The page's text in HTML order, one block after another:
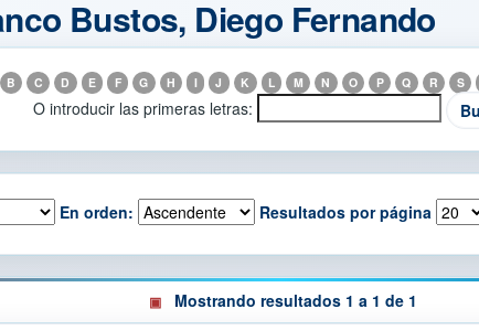
Bustos, Diego Fernando
B C D E F G H I J K L M N O P Q R S
O introducir las primeras letras:
En orden: Resultados por página
Mostrando resultados 1 a 1 de 1